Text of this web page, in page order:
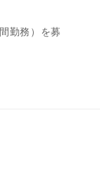
勤務）を募
で一緒に働
ンクOK！